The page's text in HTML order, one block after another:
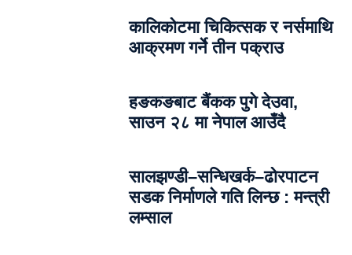
कालिकोटमा चिकित्सक र नर्समाथि
आक्रमण गर्ने तीन पक्राउ
हङकङबाट बैंकक पुगे देउवा,
साउन २८ मा नेपाल आउँदै
सालझण्डी–सन्धिखर्क–ढोरपाटन
सडक निर्माणले गति लिन्छ : मन्त्री
लम्साल